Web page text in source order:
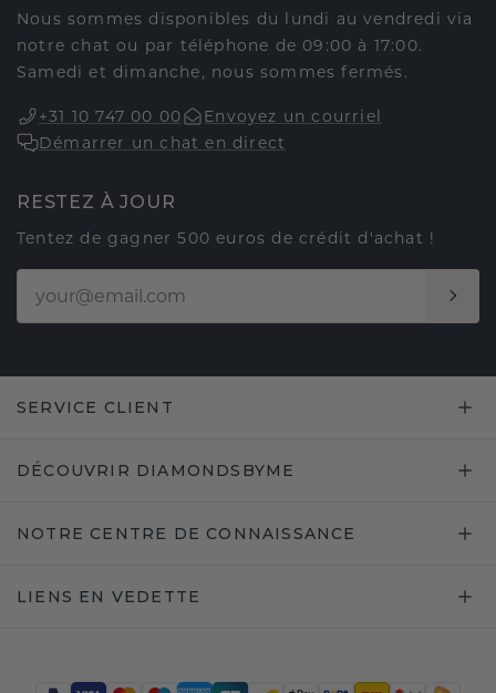
Nous sommes disponibles du lundi au vendredi via
notre chat ou par téléphone de 09:00 à 17:00.
Samedi et dimanche, nous sommes fermés.
+31 10 747 00 00
Envoyez un courriel
Démarrer un chat en direct
RESTEZ À JOUR
Tentez de gagner 500 euros de crédit d'achat !
SERVICE CLIENT
DÉCOUVRIR DIAMONDSBYME
NOTRE CENTRE DE CONNAISSANCE
LIENS EN VEDETTE